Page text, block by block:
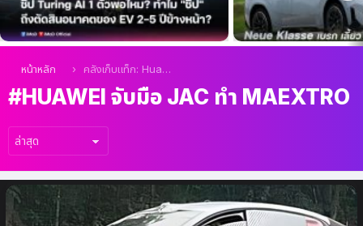
คุณอยู่ที่นี่:
หน้าหลัก คลังเก็บแท็ก: Huawei จับมือ JAC ทำ Maextro
HUAWEI จับมือ JAC ทำ MAEXTRO
เรื่อง
ล่าสุด